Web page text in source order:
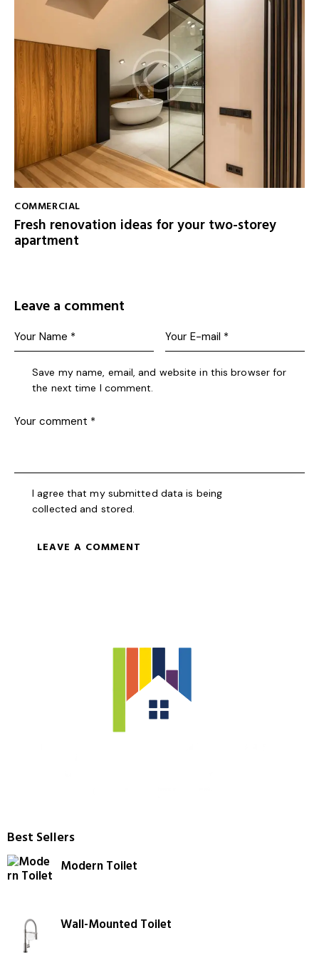
COMMERCIAL
Fresh renovation ideas for your two-storey
apartment
Leave a comment
Save my name, email, and website in this browser for
the next time I comment.
I agree that my submitted data is being
collected and stored.
Best Sellers
Modern Toilet
Wall-Mounted Toilet